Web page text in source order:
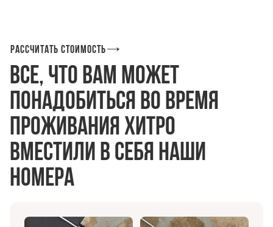
Рассчитать стоимость
Все, что вам может
понадобиться во время
проживания хитро
вместили в себя наши
номера